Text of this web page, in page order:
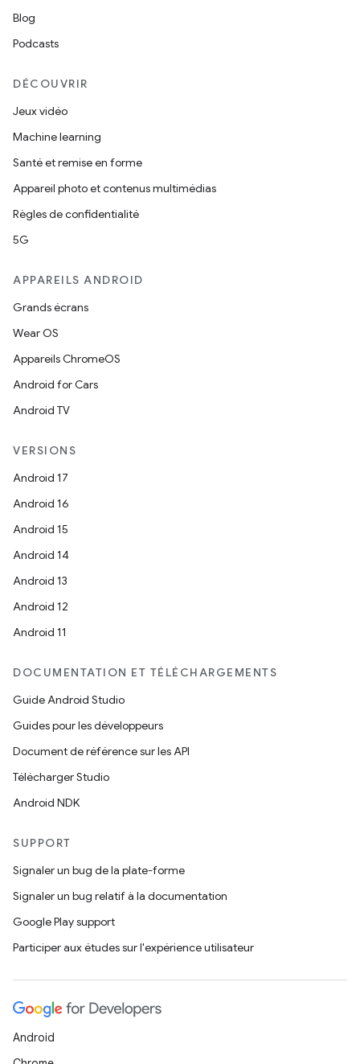
Blog
Podcasts
DÉCOUVRIR
Jeux vidéo
Machine learning
Santé et remise en forme
Appareil photo et contenus multimédias
Règles de confidentialité
5G
APPAREILS ANDROID
Grands écrans
Wear OS
Appareils ChromeOS
Android for Cars
Android TV
VERSIONS
Android 17
Android 16
Android 15
Android 14
Android 13
Android 12
Android 11
DOCUMENTATION ET TÉLÉCHARGEMENTS
Guide Android Studio
Guides pour les développeurs
Document de référence sur les API
Télécharger Studio
Android NDK
SUPPORT
Signaler un bug de la plate-forme
Signaler un bug relatif à la documentation
Google Play support
Participer aux études sur l'expérience utilisateur
Android